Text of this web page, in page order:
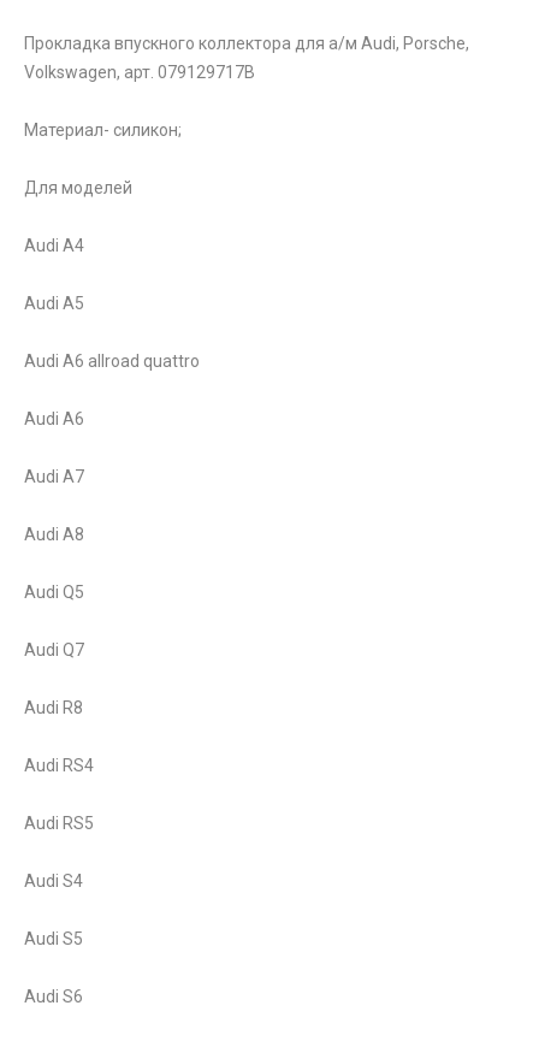
Прокладка впускного коллектора для а/м Audi, Porsche,
Volkswagen, арт. 079129717B
Материал- силикон;
Для моделей
Audi A4
Audi A5
Audi A6 allroad quattro
Audi A6
Audi A7
Audi A8
Audi Q5
Audi Q7
Audi R8
Audi RS4
Audi RS5
Audi S4
Audi S5
Audi S6